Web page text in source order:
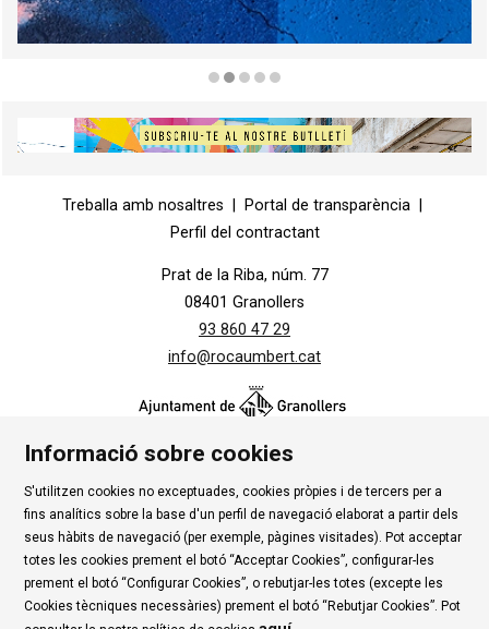
Treballa amb nosaltres
Portal de transparència
Perfil del contractant
Prat de la Riba, núm. 77
08401 Granollers
93 860 47 29
info@rocaumbert.cat
Contacte | Instància Genèrica | Alta Tercers
|
Ús de Cookies
| Política de privadesa | Avís Legal
|
Condicions d'ús Roca Umbert
Link a rssLink a instagramLink a youtubeLink a twitter
Link
Informació sobre cookies
S'utilitzen cookies no exceptuades, cookies pròpies i de tercers per a
fins analítics sobre la base d'un perfil de navegació elaborat a partir dels
seus hàbits de navegació (per exemple, pàgines visitades). Pot acceptar
totes les cookies prement el botó “Acceptar Cookies”, configurar-les
prement el botó “Configurar Cookies”, o rebutjar-les totes (excepte les
Cookies tècniques necessàries) prement el botó “Rebutjar Cookies”. Pot